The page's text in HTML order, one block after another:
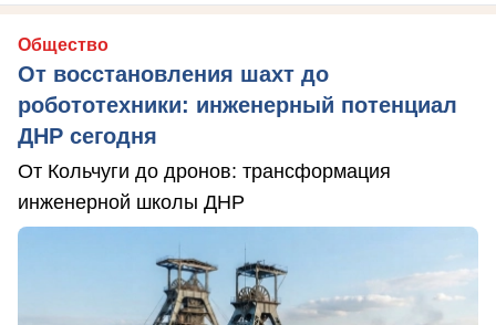
Общество
От восстановления шахт до
робототехники: инженерный потенциал
ДНР сегодня
От Кольчуги до дронов: трансформация
инженерной школы ДНР